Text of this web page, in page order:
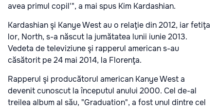
avea primul copil'", a mai spus Kim Kardashian.
Kardashian şi Kanye West au o relaţie din 2012, iar fetiţa
lor, North, s-a născut la jumătatea lunii iunie 2013.
Vedeta de televiziune şi rapperul american s-au
căsătorit pe 24 mai 2014, la Florenţa.
Rapperul şi producătorul american Kanye West a
devenit cunoscut la începutul anului 2000. Cel de-al
treilea album al său, "Graduation", a fost unul dintre cel